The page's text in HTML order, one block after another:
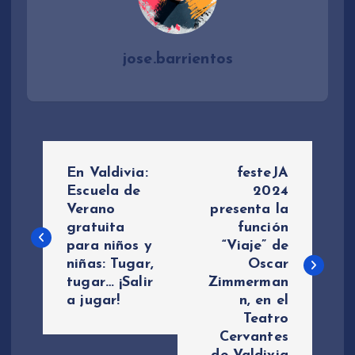
jose.barrientos
v
En Valdivia:
Escuela de
Verano
gratuita
para niños y
niñas: Tugar,
tugar… ¡Salir
a jugar!
festeJA
2024
presenta la
función
“Viaje” de
Oscar
Zimmerman
n, en el
Teatro
Cervantes